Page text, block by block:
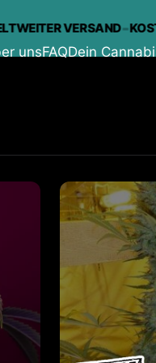
VERSAND-
unsFAQDein